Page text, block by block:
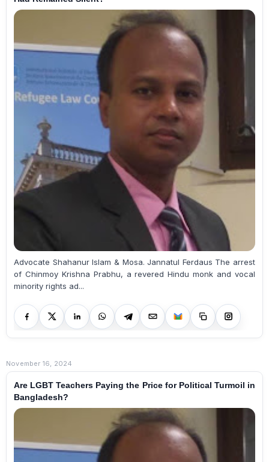
Advocate Shahanur Islam & Mosa. Jannatul Ferdaus The arrest
of Chinmoy Krishna Prabhu, a revered Hindu monk and vocal
minority rights ad...
November 16, 2024
Are LGBT Teachers Paying the Price for Political Turmoil in
Bangladesh?